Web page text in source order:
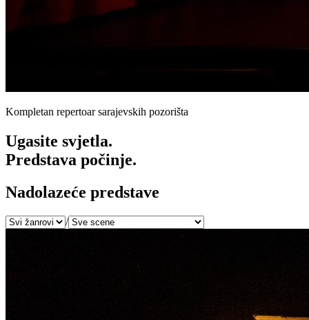
Kompletan repertoar sarajevskih pozorišta
Ugasite svjetla.
Predstava počinje.
Nadolazeće predstave
/